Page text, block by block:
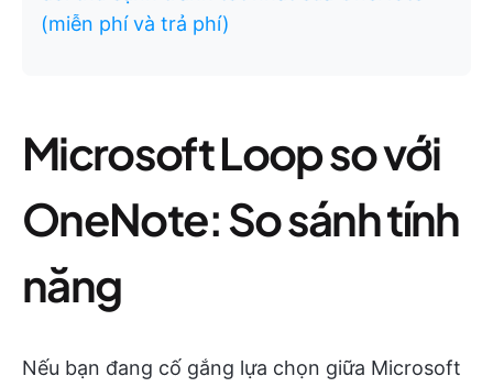
(miễn phí và trả phí)
Microsoft Loop so với
OneNote: So sánh tính
năng
Nếu bạn đang cố gắng lựa chọn giữa Microsoft